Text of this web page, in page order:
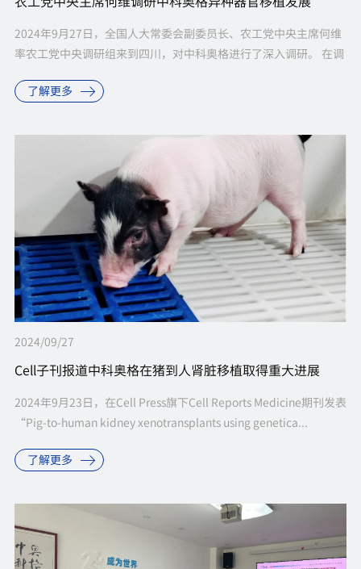
2024年9月27日，全国人大常委会副委员长、农工党中央主席何维
率农工党中央调研组来到四川，对中科奥格进行了深入调研。 在调
异种...
了解更多
2024/09/27
Cell子刊报道中科奥格在猪到人肾脏移植取得重大进展
2024年9月23日，在Cell Press旗下Cell Reports Medicine期刊发表
“Pig-to-human kidney xenotransplants using genetica...
了解更多